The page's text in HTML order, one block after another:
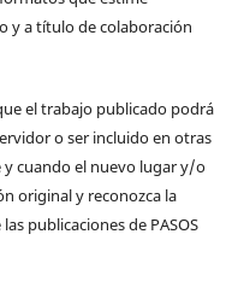
y a título de colaboración
el trabajo publicado podrá
o ser incluido en otras
cuando el nuevo lugar y/o
original y reconozca la
publicaciones de PASOS